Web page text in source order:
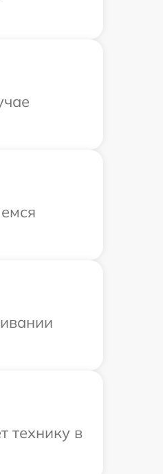
технику в